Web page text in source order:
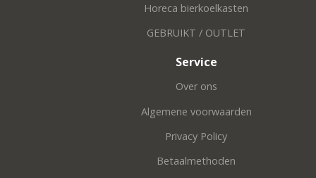
Horeca bierkoelkasten
GEBRUIKT / OUTLET
Service
Over ons
Algemene voorwaarden
Privacy Policy
Betaalmethoden